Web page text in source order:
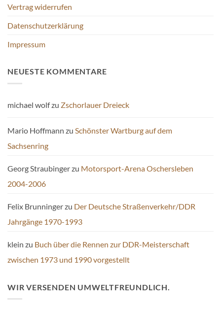
werden
Vertrag widerrufen
Datenschutzerklärung
Impressum
NEUESTE KOMMENTARE
michael wolfzu Zschorlauer Dreieck
Mario Hoffmann zu Schönster Wartburg auf dem
Sachsenring
Georg Straubingerzu Motorsport-Arena Oschersleben
2004-2006
Felix Brunningerzu Der Deutsche Straßenverkehr/DDR
Jahrgänge 1970-1993
klein zu Buch über die Rennen zur DDR-Meisterschaft
zwischen 1973 und 1990 vorgestellt
WIR VERSENDEN UMWELTFREUNDLICH.